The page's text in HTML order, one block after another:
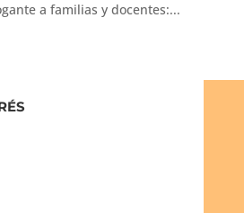
a familias y docentes:...